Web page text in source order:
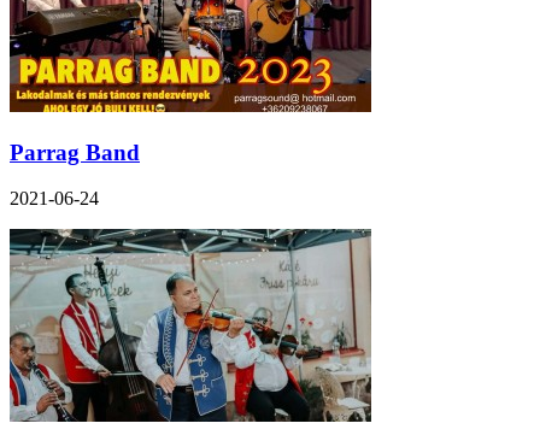
Parrag Band
2021-06-24